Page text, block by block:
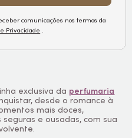
comunicações nos termos da
Privacidade .
exclusiva da perfumaria
desde o romance à
mais doces,
e ousadas, com sua